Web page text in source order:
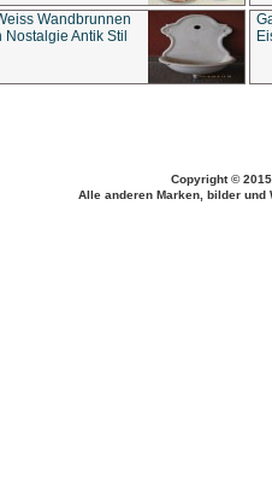
Wandbrunnen
Antik Stil
Copyright ©
Alle anderen Marken, bilder und